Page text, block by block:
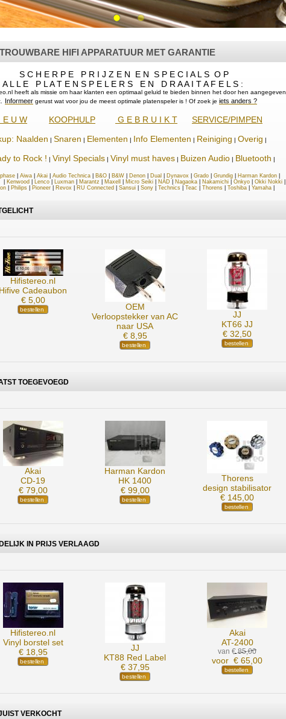
Klik hier voor de meest verkochte producten
Klik hier voor de meest verkochte producten
HIFI APPARATUUR MET GARANTIE
E R P E P R I J Z E N E N S P E C I A L S O P
E P L A T E N S P E L E R S E N D R A A I T A F E L S :
heeft als missie om haar klanten een optimaal geluid te bieden binnen het door hen aangegeven
Informeer gerust wat voor jou de meest optimale platenspeler is ! Of zoek je iets anders ?
E U W KOOPHULP G E B R U I K T
SERVICE/PIMPEN
Naalden | Snaren | Elementen | Info Elementen | Reiniging | Overig |
to Rock ! | Vinyl Specials | Vinyl must haves | Buizen Audio | Bluetooth |
Aiwa Akai Audio Technica B&O B&W Denon Dual Dynavox Grado Grundig Harman Kardon
Kenwood Lenco Luxman Marantz Maxell Micro Seiki NAD Nagaoka Nakamichi Onkyo Okki Nokki
Philips Pioneer Revox RU Connected Sansui Sony Technics Teac Thorens Toshiba Yamaha
Hifistereo.nl
Cadeaubon
€ 5,00
OEM
Verloopstekker van AC
naar USA
€ 8,95
JJ
KT66 JJ
€ 32,50
TOEGEVOEGD
Akai
CD-19
€ 79,00
Harman Kardon
HK 1400
€ 99,00
Thorens
design stabilisator
€ 145,00
IN PRIJS VERLAAGD
Hifistereo.nl
Vinyl borstel set
€ 18,95
JJ
KT88 Red Label
€ 37,95
Akai
AT-2400
van € 85,00
voor € 65,00
VERKOCHT